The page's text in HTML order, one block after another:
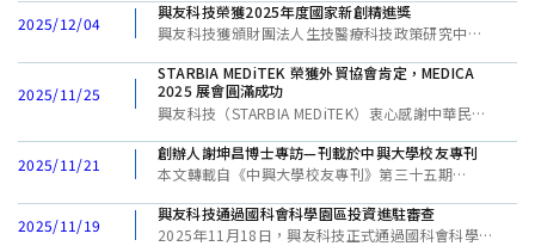
認本公司符合醫療器材品質管理系統準則要求。 此
次認證歷經嚴格的實地檢查及文件審查程序，從場
所設施、設備配置、組織與人事，到生產流程、品
質管制、儲存運銷，乃至客戶申訴處理，每一環節
皆經過仔細檢視，確認符合醫療器材品質管理系統
準則要求。這不僅是對既有成果的驗收，更是對持
續品質管理能力的肯定。 通過QMS檢查標誌著興友
科技已建立完善的醫療器材品質管理系統，能夠確
保產品品質的一致性與可靠性，並具備申請醫療器
材許可證的資格，興友科技將持續推進產品認證相
關工作。 在精準與嚴謹之間，興友科技將持續精進
2025/12/04
興友科技榮獲2025年度國家新創精進獎
興友科技獲頒財團法人生技醫療科技政策研究中心
電阻抗分析(BIA)身體組成技術，這個獎項標記了興
友科技持續創新的成果。
2025/11/25
STARBIA MEDiTEK 榮獲外貿協會肯定，MEDICA
2025 展會圓滿成功
興友科技（STARBIA MEDiTEK）衷心感謝中華民國
STARBIA得以代表台灣參與全球最大醫療器材展
MEDICA 2025，向國際市場展現台灣醫療科技的創
新實力。
2025/11/21
創辦人謝坤昌博士專訪—刊載於中興大學校友專刊
本文轉載自《中興大學校友專刊》第三十五期
醫療科技——從學術到實作的轉化之旅」
2025/11/19
興友科技通過國科會科學園區投資進駐審查
2025年11月18日，興友科技正式通過國科會科學園